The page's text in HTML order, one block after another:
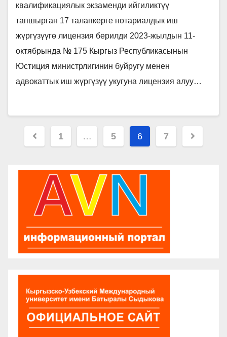
квалификациялык экзаменди ийгиликтүү
тапшырган 17 талапкерге нотариалдык иш
жүргүзүүгө лицензия берилди 2023-жылдын 11-
октябрында № 175 Кыргыз Республикасынын
Юстиция министрлигинин буйругу менен
адвокаттык иш жүргүзүү укугуна лицензия алуу…
Пагинация
1 … 5 6 7